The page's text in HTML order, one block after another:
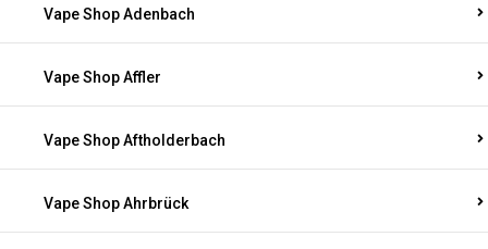
Vape Shop Adenbach
Vape Shop Affler
Vape Shop Aftholderbach
Vape Shop Ahrbrück